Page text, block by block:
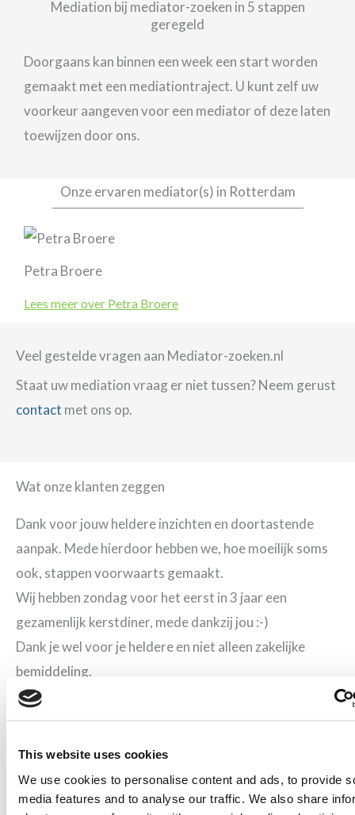
This website uses cookies
We use cookies to personalise content and ads, to provide
media features and to analyse our traffic. We also share
Mediation bij mediator-zoeken in 5 stappen
geregeld
Doorgaans kan binnen een week een start worden
gemaakt met een mediationtraject. U kunt zelf uw
voorkeur aangeven voor een mediator of deze laten
toewijzen door ons.
Onze ervaren mediator(s) in Rotterdam
Petra Broere
Lees meer over Petra Broere
Veel gestelde vragen aan Mediator-zoeken.nl
Staat uw mediation vraag er niet tussen? Neem gerust
contact met ons op.
Wat onze klanten zeggen
Dank voor jouw heldere inzichten en doortastende
aanpak. Mede hierdoor hebben we, hoe moeilijk soms
ook, stappen voorwaarts gemaakt.
Wij hebben zondag voor het eerst in 3 jaar een
gezamenlijk kerstdiner, mede dankzij jou :-)
Dank je wel voor je heldere en niet alleen zakelijke
bemiddeling.
Hierbij willen wij jou hartelijk bedanken voor jouw
doen we graag voor je.